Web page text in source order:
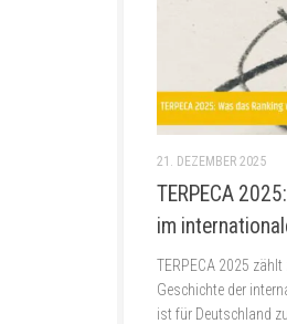
21. DEZEMBER 2025
TERPECA
im
TERPECA 2025
Geschichte der
ist für Deutschland